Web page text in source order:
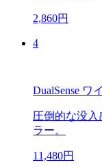
2,860円
4
DualSense ワ
圧倒的な没入
ラー。
11,480円